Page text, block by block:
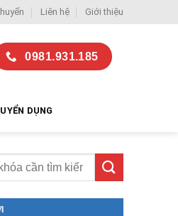
Liên hệ Giới thiệu
0981.931.185
DỤNG